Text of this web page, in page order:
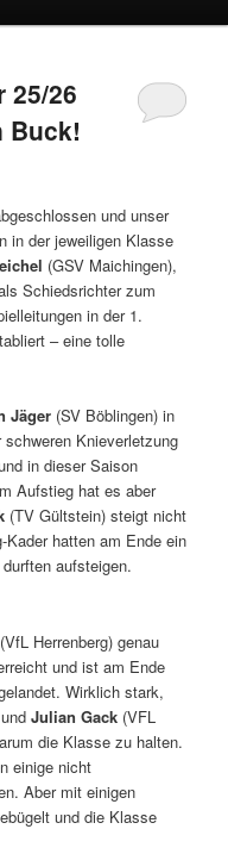
25/26
Buck!
und unser
in der jeweiligen Klasse
(GSV Maichingen),
Schiedsrichter zum
in der 1.
– eine tolle
Jäger (SV Böblingen) in
Knieverletzung
in dieser Saison
Aufstieg hat es aber
(TV Gültstein) steigt nicht
hatten am Ende ein
aufsteigen.
(VfL Herrenberg) genau
und ist am Ende
Wirklich stark,
undJulian Gack (VFL
die Klasse zu halten.
einige nicht
Aber mit einigen
und die Klasse